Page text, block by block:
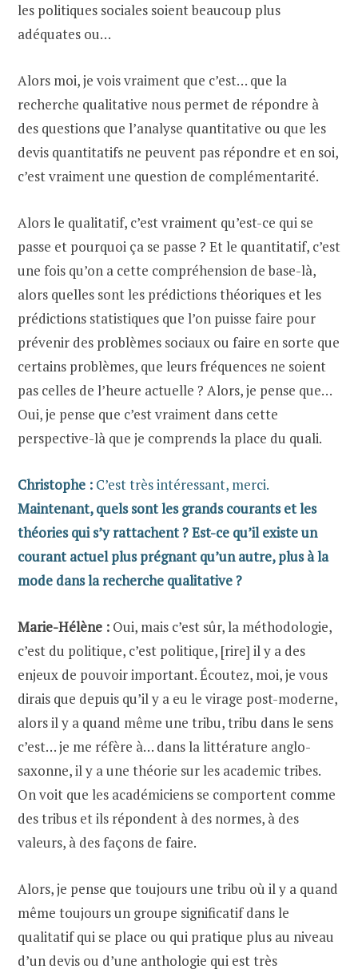
les politiques sociales soient beaucoup plus
adéquates ou…
Alors moi, je vois vraiment que c’est… que la
recherche qualitative nous permet de répondre à
des questions que l’analyse quantitative ou que les
devis quantitatifs ne peuvent pas répondre et en soi,
c’est vraiment une question de complémentarité.
Alors le qualitatif, c’est vraiment qu’est-ce qui se
passe et pourquoi ça se passe ? Et le quantitatif, c’est
une fois qu’on a cette compréhension de base-là,
alors quelles sont les prédictions théoriques et les
prédictions statistiques que l’on puisse faire pour
prévenir des problèmes sociaux ou faire en sorte que
certains problèmes, que leurs fréquences ne soient
pas celles de l’heure actuelle ? Alors, je pense que…
Oui, je pense que c’est vraiment dans cette
perspective-là que je comprends la place du quali.
Christophe : C’est très intéressant, merci.
Maintenant, quels sont les grands courants et les
théories qui s’y rattachent ? Est-ce qu’il existe un
courant actuel plus prégnant qu’un autre, plus à la
mode dans la recherche qualitative ?
Marie-Hélène : Oui, mais c’est sûr, la méthodologie,
c’est du politique, c’est politique, [rire] il y a des
enjeux de pouvoir important. Écoutez, moi, je vous
dirais que depuis qu’il y a eu le virage post-moderne,
alors il y a quand même une tribu, tribu dans le sens
c’est… je me réfère à… dans la littérature anglo-
saxonne, il y a une théorie sur les academic tribes.
On voit que les académiciens se comportent comme
des tribus et ils répondent à des normes, à des
valeurs, à des façons de faire.
Alors, je pense que toujours une tribu où il y a quand
même toujours un groupe significatif dans le
qualitatif qui se place ou qui pratique plus au niveau
d’un devis ou d’une anthologie qui est très